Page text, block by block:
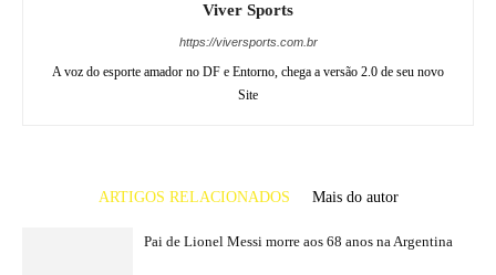
Viver Sports
https://viversports.com.br
A voz do esporte amador no DF e Entorno, chega a versão 2.0 de seu novo
Site
ARTIGOS RELACIONADOS Mais do autor
Pai de Lionel Messi morre aos 68 anos na Argentina